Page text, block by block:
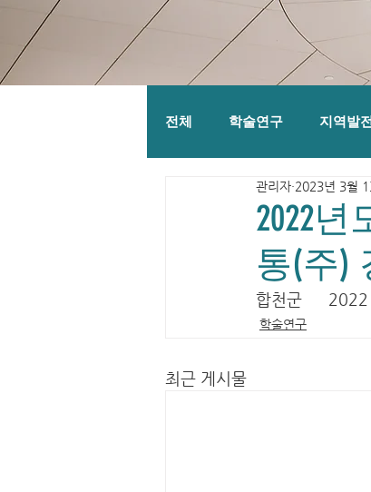
전체 학술연구 지역발
2022
통(주)
관리자 2023년 3월
합천군	2022
학술연구
최근 게시물